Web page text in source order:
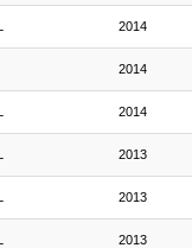
2014
2014
2014
2013
2013
2013